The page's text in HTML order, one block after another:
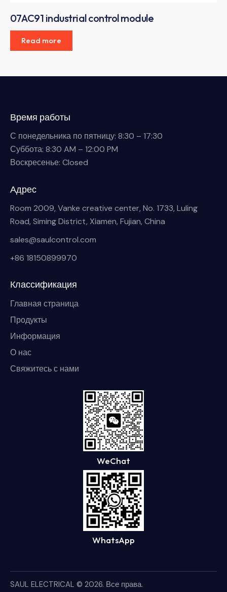
07AC91 industrial control module
Read more
Время работы
С понедельника по пятницу: 8:30 – 17:30
Суббота: 8:30 AM – 12:00 PM
Воскресенье: Closed
Адрес
Room 2009, Vanke creative center, No. 1733, Luling
Road, Siming District, Xiamen, Fujian, China
sales@saulcontrol.com
+86 18150899970
Классификация
Главная страница
Продукты
Информация
О нас
Свяжитесь с нами
WeChat
WhatsApp
SAUL ELECTRICAL © 2026. Все права.